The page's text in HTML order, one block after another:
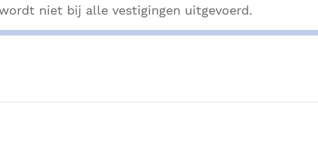
niet bij alle vestigingen uitgevoerd.